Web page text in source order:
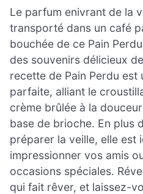
Le parfum enivrant de la
transporté dans un café
bouchée de ce Pain
des souvenirs délicieux
recette de Pain Perdu est
parfaite, alliant le
crème brûlée à la
base de brioche. En plus
préparer la veille, elle est
impressionner vos amis
occasions spéciales.
qui fait rêver, et laissez-